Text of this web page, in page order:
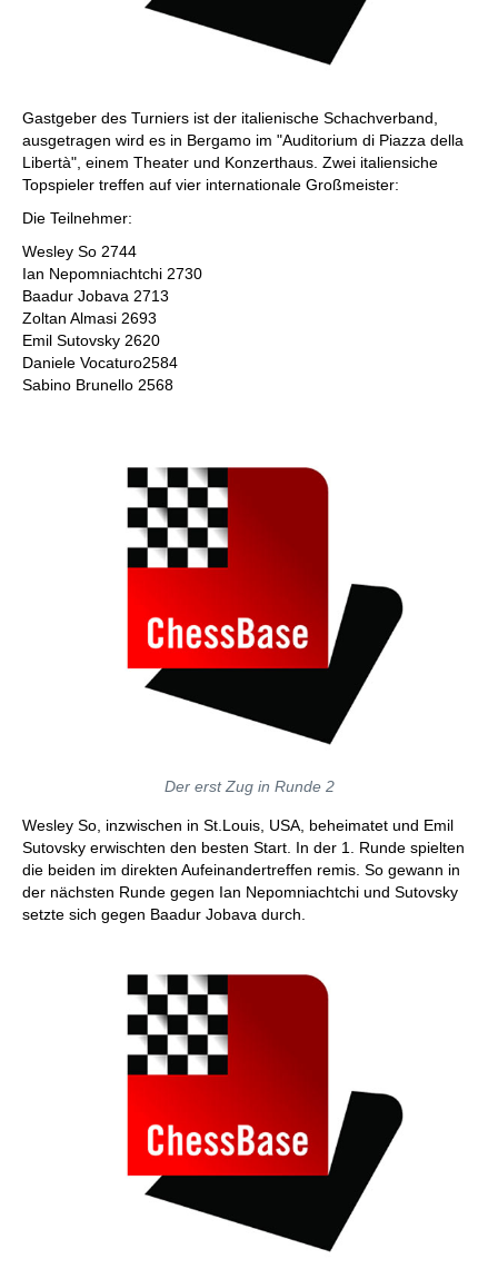
Gastgeber des Turniers ist der italienische Schachverband,
ausgetragen wird es in Bergamo im "Auditorium di Piazza della
Libertà", einem Theater und Konzerthaus. Zwei italiensiche
Topspieler treffen auf vier internationale Großmeister:
Die Teilnehmer:
Wesley So 2744
Ian Nepomniachtchi 2730
Baadur Jobava 2713
Zoltan Almasi 2693
Emil Sutovsky 2620
Daniele Vocaturo2584
Sabino Brunello 2568
Der erst Zug in Runde 2
Wesley So, inzwischen in St.Louis, USA, beheimatet und Emil
Sutovsky erwischten den besten Start. In der 1. Runde spielten
die beiden im direkten Aufeinandertreffen remis. So gewann in
der nächsten Runde gegen Ian Nepomniachtchi und Sutovsky
setzte sich gegen Baadur Jobava durch.